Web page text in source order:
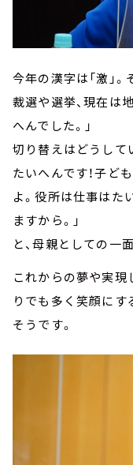
今年の漢字は「激」。
裁選や選挙、現在は
へんでした。」
切り替えはどうして
たいへんです！子ど
よ。役所は仕事はた
ますから。」
と、母親としての一
これからの夢や実現
りでも多く笑顔にす
そうです。